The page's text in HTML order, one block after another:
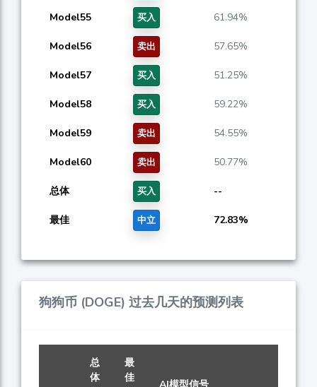
Model55 买入 61.94%
Model56 卖出 57.65%
Model57 买入 51.25%
Model58 买入 59.22%
Model59 卖出 54.55%
Model60 卖出 50.77%
总体 买入 --
最佳 中立 72.83%
狗狗币 (DOGE) 过去几天的预测列表
总
体
最
佳